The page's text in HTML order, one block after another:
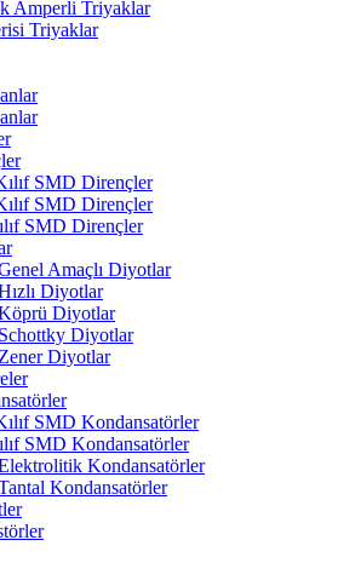
Amperli Triyaklar
Triyaklar
SMD Dirençler
SMD Dirençler
SMD Dirençler
Amaçlı Diyotlar
Diyotlar
Diyotlar
Diyotlar
Diyotlar
SMD Kondansatörler
SMD Kondansatörler
Kondansatörler
Kondansatörler